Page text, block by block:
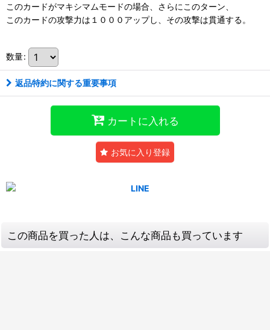
このカードがマキシマムモードの場合、さらにこのターン、
このカードの攻撃力は１０００アップし、その攻撃は貫通する。
数量:
返品特約に関する重要事項
カートに入れる
お気に入り登録
この商品を買った人は、こんな商品も買っています